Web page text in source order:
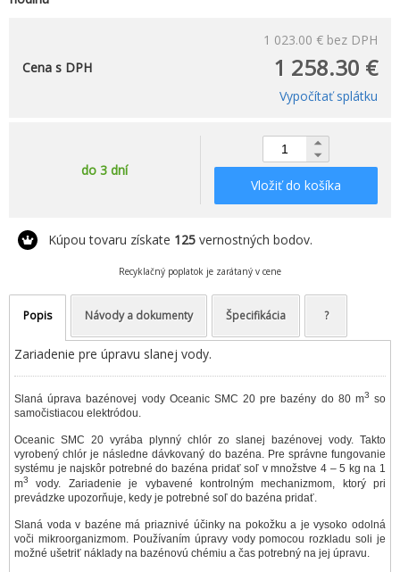
1 023.00 € bez DPH
1 258.30 €
Cena s DPH
Vypočítať splátku
do 3 dní
Vložiť do košíka
Kúpou tovaru získate 125 vernostných bodov.
Recyklačný poplatok je zarátaný v cene
Popis Návody a dokumenty Špecifikácia ?
Zariadenie pre úpravu slanej vody.
Slaná úprava bazénovej vody Oceanic SMC 20 pre bazény do 80 m3 so
samočistiacou elektródou.
Oceanic SMC 20 vyrába plynný chlór zo slanej bazénovej vody. Takto
vyrobený chlór je následne dávkovaný do bazéna. Pre správne fungovanie
systému je najskôr potrebné do bazéna pridať soľ v množstve 4 – 5 kg na 1
m3
vody. Zariadenie je vybavené kontrolným mechanizmom, ktorý pri
prevádzke upozorňuje, kedy je potrebné soľ do bazéna pridať.
Slaná voda v bazéne má priaznivé účinky na pokožku a je vysoko odolná
voči mikroorganizmom. Používaním úpravy vody pomocou rozkladu soli je
možné ušetriť náklady na bazénovú chémiu a čas potrebný na jej úpravu.